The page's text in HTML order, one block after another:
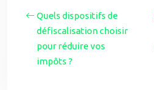
Quels dispositifs de
défiscalisation choisir
pour réduire vos
impôts ?